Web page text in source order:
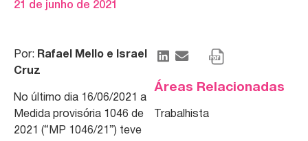
21 de junho de 2021
Por: Rafael Mello e Israel
Cruz
No último dia 16/06/2021 a
Medida provisória 1046 de
2021 (“MP 1046/21”) teve
Áreas Relacionadas
Trabalhista